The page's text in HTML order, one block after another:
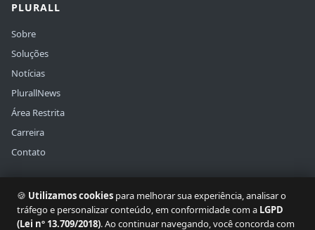
🍪 Utilizamos cookies para melhorar sua experiência, analisar o
tráfego e personalizar conteúdo, em conformidade com a LGPD
(Lei nº 13.709/2018). Ao continuar navegando, você concorda com
PLURALL
Sobre
Soluções
Notícias
PlurallNews
Área Restrita
Carreira
Contato